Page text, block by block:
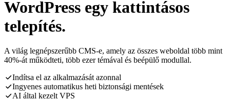
WordPress egy kattintásos
telepítés.
A világ legnépszerűbb CMS-e, amely az összes weboldal több mint
40%-át működteti, több ezer témával és beépülő modullal.
Indítsa el az alkalmazását azonnal
Ingyenes automatikus heti biztonsági mentések
AI által kezelt VPS